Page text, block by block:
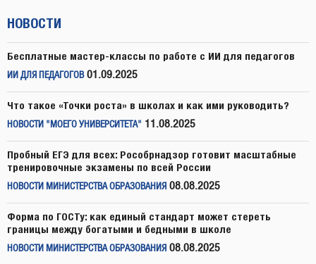
НОВОСТИ
Бесплатные мастер-классы по работе с ИИ для педагогов
ИИ ДЛЯ ПЕДАГОГОВ 01.09.2025
Что такое «Точки роста» в школах и как ими руководить?
НОВОСТИ "МОЕГО УНИВЕРСИТЕТА" 11.08.2025
Пробный ЕГЭ для всех: Рособрнадзор готовит масштабные
тренировочные экзамены по всей России
НОВОСТИ МИНИСТЕРСТВА ОБРАЗОВАНИЯ 08.08.2025
Форма по ГОСТу: как единый стандарт может стереть
границы между богатыми и бедными в школе
НОВОСТИ МИНИСТЕРСТВА ОБРАЗОВАНИЯ 08.08.2025